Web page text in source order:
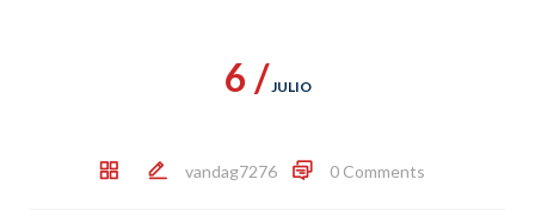
6 /JULIO
vandag7276 0 Comments